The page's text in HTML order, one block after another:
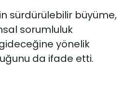
sürdürülebilir büyüme,
sorumluluk
yönelik
da ifade etti.